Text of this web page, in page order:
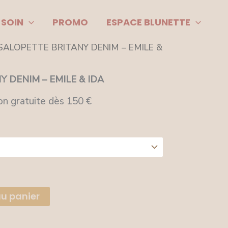
PROMO ESPACE BLUNETTE
BRITANY DENIM – EMILE &
DENIM – EMILE & IDA
gratuite dès 150 €
panier